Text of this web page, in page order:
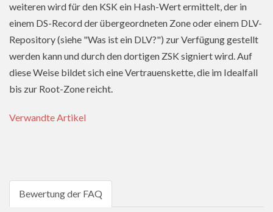
weiteren wird für den KSK ein Hash-Wert ermittelt, der in
einem DS-Record der übergeordneten Zone oder einem DLV-
Repository (siehe "Was ist ein DLV?") zur Verfügung gestellt
werden kann und durch den dortigen ZSK signiert wird. Auf
diese Weise bildet sich eine Vertrauenskette, die im Idealfall
bis zur Root-Zone reicht.
Verwandte Artikel
Bewertung der FAQ